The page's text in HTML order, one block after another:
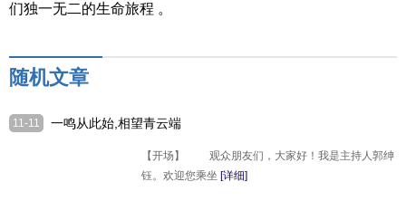
们独一无二的生命旅程 。
随机文章
11-11 一鸣从此始,相望青云端
【开场】 观众朋友们，大家好！我是主持人郭绅
钰。欢迎您乘坐 [详细]